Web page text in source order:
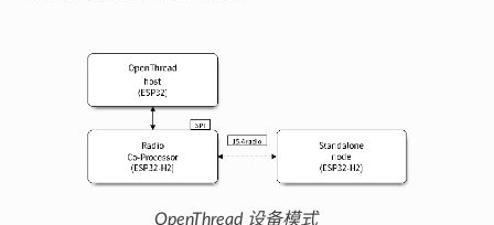
OpenThread 设备模式